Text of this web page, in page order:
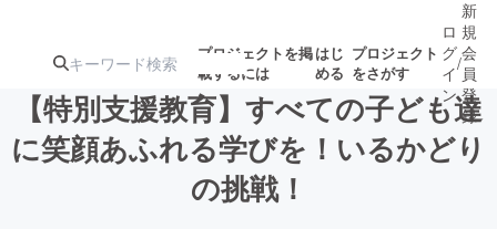
プロジェクトを掲
載するには
はじ
める
プロジェクト
をさがす
注目の新着プロ募集終了が近いプ
ロ
グ
イ
ン
/
新
規
会
員
登
録
【特別支援教育】すべての子ども達
に笑顔あふれる学びを！いるかどり
の挑戦！